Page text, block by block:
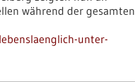
während der gesamten
unter-